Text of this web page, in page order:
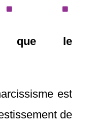
que le
est
de